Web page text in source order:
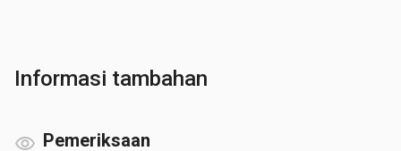
Informasi tambahan
Pemeriksaan